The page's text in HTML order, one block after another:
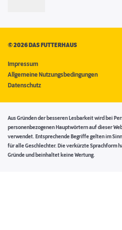
©2026 DAS FUTTERHAUS
Impressum
Allgemeine Nutzungsbedingungen
Datenschutz
Aus Gründen der besseren Lesbarkeit wird bei
personenbezogenen Hauptwörtern auf dieser
verwendet. Entsprechende Begriffe gelten im
für alle Geschlechter. Die verkürzte Sprachform
Gründe und beinhaltet keine Wertung.